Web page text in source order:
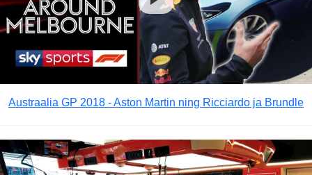
Austraalia GP 2018 - Aston Martin ning Ricciardo ja Brundle